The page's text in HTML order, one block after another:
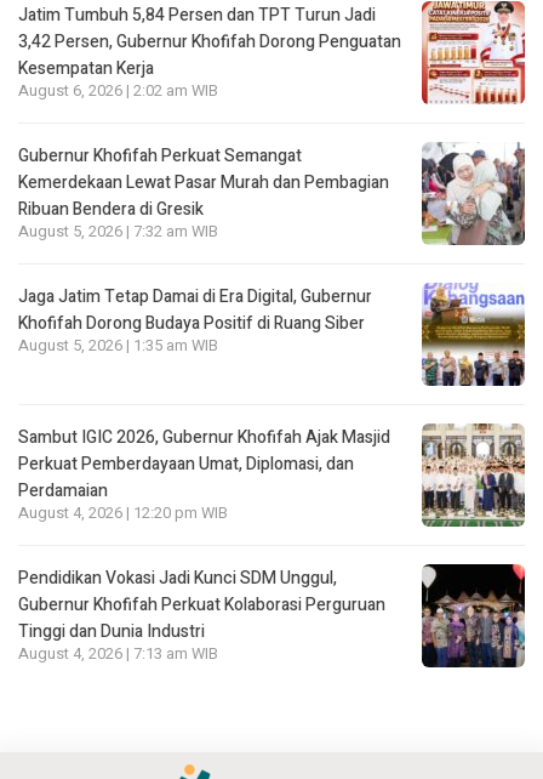
Jatim Tumbuh 5,84 Persen dan TPT Turun Jadi
3,42 Persen, Gubernur Khofifah Dorong Penguatan
Kesempatan Kerja
August 6, 2026 | 2:02 am WIB
Gubernur Khofifah Perkuat Semangat
Kemerdekaan Lewat Pasar Murah dan Pembagian
Ribuan Bendera di Gresik
August 5, 2026 | 7:32 am WIB
Jaga Jatim Tetap Damai di Era Digital, Gubernur
Khofifah Dorong Budaya Positif di Ruang Siber
August 5, 2026 | 1:35 am WIB
Sambut IGIC 2026, Gubernur Khofifah Ajak Masjid
Perkuat Pemberdayaan Umat, Diplomasi, dan
Perdamaian
August 4, 2026 | 12:20 pm WIB
Pendidikan Vokasi Jadi Kunci SDM Unggul,
Gubernur Khofifah Perkuat Kolaborasi Perguruan
Tinggi dan Dunia Industri
August 4, 2026 | 7:13 am WIB